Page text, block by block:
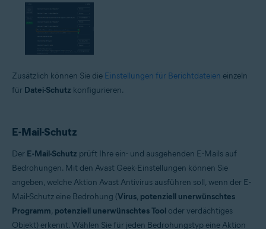
Zusätzlich können Sie die Einstellungen für Berichtdateien einzeln
für Datei-Schutz konfigurieren.
E-Mail-Schutz
Der E-Mail-Schutz prüft Ihre ein- und ausgehenden E-Mails auf
Bedrohungen. Mit den Avast Geek-Einstellungen können Sie
angeben, welche Aktion Avast Antivirus ausführen soll, wenn der E-
Mail-Schutz eine Bedrohung (Virus, potenziell unerwünschtes
Programm, potenziell unerwünschtes Tool oder verdächtiges
Objekt) erkennt. Wählen Sie für jeden Bedrohungstyp eine Aktion